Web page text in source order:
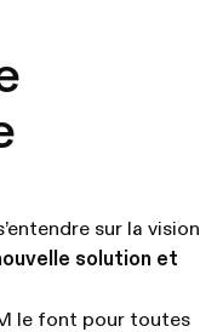
sur la vision
solution et
le font pour toutes